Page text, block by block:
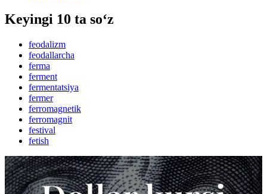
Keyingi 10 ta so‘z
feodalizm
feodallarcha
ferma
ferment
fermentatsiya
fermer
ferromagnetik
ferromagnit
festival
fetish